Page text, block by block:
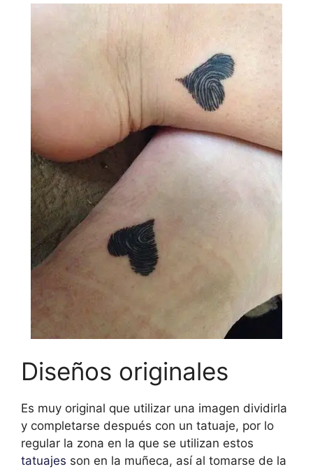
Diseños originales
Es muy original que utilizar una imagen dividirla
y completarse después con un tatuaje, por lo
regular la zona en la que se utilizan estos
tatuajes son en la muñeca, así al tomarse de la